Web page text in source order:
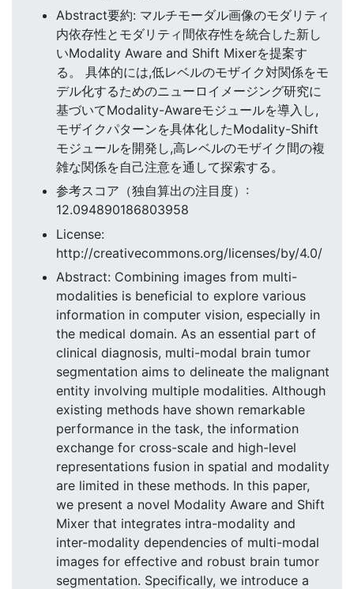
Abstract要約: マルチモーダル画像のモダリティ
内依存性とモダリティ間依存性を統合した新し
いModality Aware and Shift Mixerを提案す
る。 具体的には,低レベルのモザイク対関係をモ
デル化するためのニューロイメージング研究に
基づいてModality-Awareモジュールを導入し,
モザイクパターンを具体化したModality-Shift
モジュールを開発し,高レベルのモザイク間の複
雑な関係を自己注意を通して探索する。
参考スコア（独自算出の注目度）:
12.094890186803958
License:
http://creativecommons.org/licenses/by/4.0/
Abstract: Combining images from multi-
modalities is beneficial to explore various
information in computer vision, especially in
the medical domain. As an essential part of
clinical diagnosis, multi-modal brain tumor
segmentation aims to delineate the malignant
entity involving multiple modalities. Although
existing methods have shown remarkable
performance in the task, the information
exchange for cross-scale and high-level
representations fusion in spatial and modality
are limited in these methods. In this paper,
we present a novel Modality Aware and Shift
Mixer that integrates intra-modality and
inter-modality dependencies of multi-modal
images for effective and robust brain tumor
segmentation. Specifically, we introduce a